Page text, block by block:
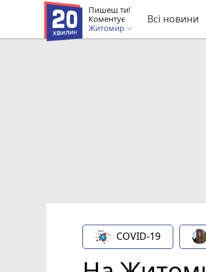
Пишеш ти!
Коментує
Житомир
Всі новини
COVID-19